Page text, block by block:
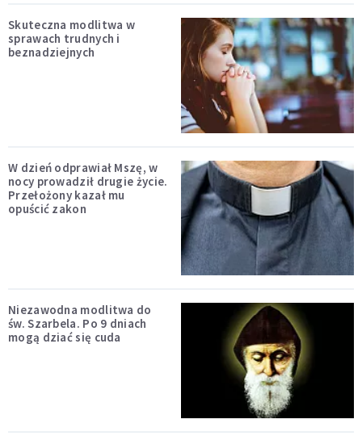
Skuteczna modlitwa w
sprawach trudnych i
beznadziejnych
W dzień odprawiał Mszę, w
nocy prowadził drugie życie.
Przełożony kazał mu
opuścić zakon
Niezawodna modlitwa do
św. Szarbela. Po 9 dniach
mogą dziać się cuda